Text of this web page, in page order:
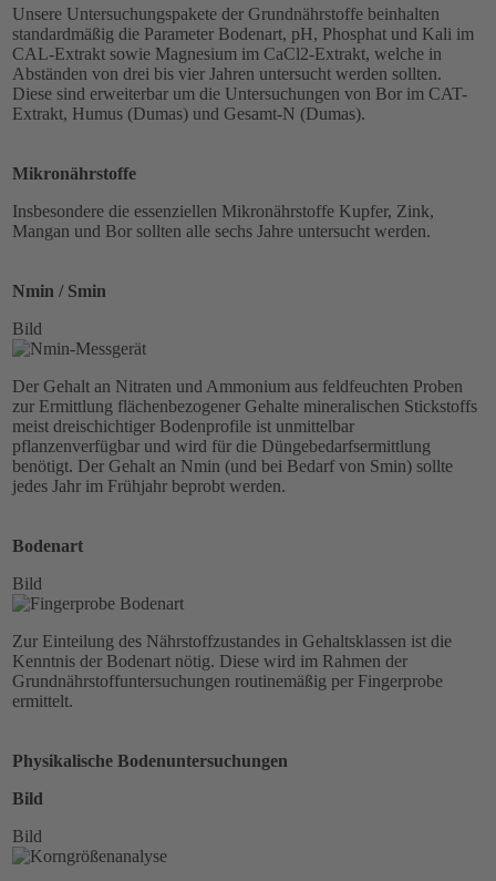
Unsere Untersuchungspakete der Grundnährstoffe beinhalten
standardmäßig die Parameter Bodenart, pH, Phosphat und Kali im
CAL-Extrakt sowie Magnesium im CaCl2-Extrakt, welche in
Abständen von drei bis vier Jahren untersucht werden sollten.
Diese sind erweiterbar um die Untersuchungen von Bor im CAT-
Extrakt, Humus (Dumas) und Gesamt-N (Dumas).
Mikronährstoffe
Insbesondere die essenziellen Mikronährstoffe Kupfer, Zink,
Mangan und Bor sollten alle sechs Jahre untersucht werden.
Nmin / Smin
Bild
Der Gehalt an Nitraten und Ammonium aus feldfeuchten Proben
zur Ermittlung flächenbezogener Gehalte mineralischen Stickstoffs
meist dreischichtiger Bodenprofile ist unmittelbar
pflanzenverfügbar und wird für die Düngebedarfsermittlung
benötigt. Der Gehalt an Nmin (und bei Bedarf von Smin) sollte
jedes Jahr im Frühjahr beprobt werden.
Bodenart
Bild
Zur Einteilung des Nährstoffzustandes in Gehaltsklassen ist die
Kenntnis der Bodenart nötig. Diese wird im Rahmen der
Grundnährstoffuntersuchungen routinemäßig per Fingerprobe
ermittelt.
Physikalische Bodenuntersuchungen
Bild
Bild